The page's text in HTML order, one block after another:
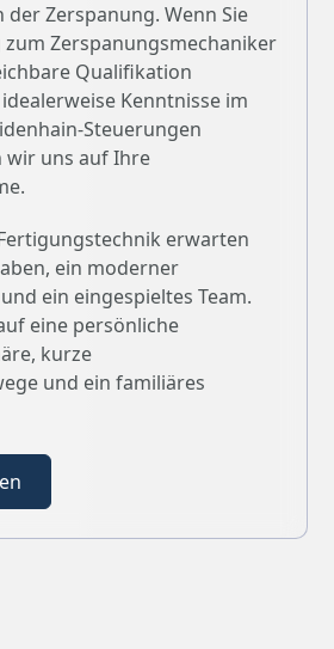
Zerspanung. Wenn Sie
Zerspanungsmechaniker
Qualifikation
Kenntnisse im
Steuerungen
wir uns auf Ihre
erwarten
ein moderner
ein eingespieltes Team.
eine persönliche
kurze
und ein familiäres